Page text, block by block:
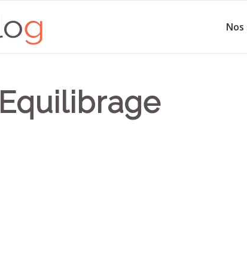
Equilibrage